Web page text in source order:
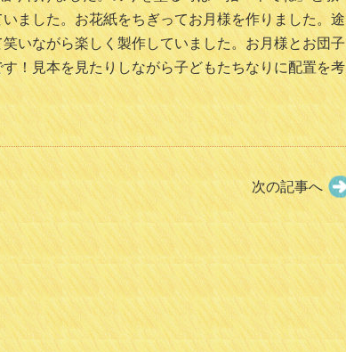
ました。お花紙をちぎってお月様を作りました。途
いながら楽しく製作していました。お月様とお団子
！見本を見たりしながら子どもたちなりに配置を考
次の記事へ